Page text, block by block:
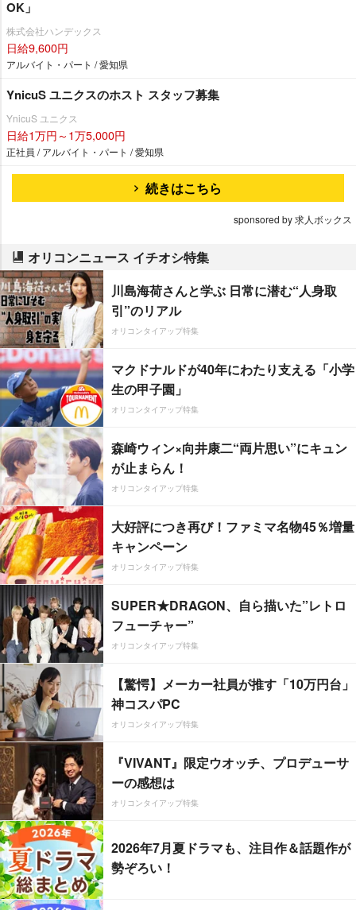
OK」
株式会社ハンデックス
日給9,600円
アルバイト・パート / 愛知県
YnicuS ユニクスのホスト スタッフ募集
YnicuS ユニクス
日給1万円～1万5,000円
正社員 / アルバイト・パート / 愛知県
続きはこちら
sponsored by 求人ボックス
オリコンニュース イチオシ特集
川島海荷さんと学ぶ 日常に潜む“人身取
引”のリアル
オリコンタイアップ特集
マクドナルドが40年にわたり支える「小学
生の甲子園」
オリコンタイアップ特集
森崎ウィン×向井康二“両片思い”にキュン
が止まらん！
オリコンタイアップ特集
大好評につき再び！ファミマ名物45％増量
キャンペーン
オリコンタイアップ特集
SUPER★DRAGON、自ら描いた”レトロ
フューチャー”
オリコンタイアップ特集
【驚愕】メーカー社員が推す「10万円台」
神コスパPC
オリコンタイアップ特集
『VIVANT』限定ウオッチ、プロデューサ
ーの感想は
オリコンタイアップ特集
2026年7月夏ドラマも、注目作＆話題作が
勢ぞろい！